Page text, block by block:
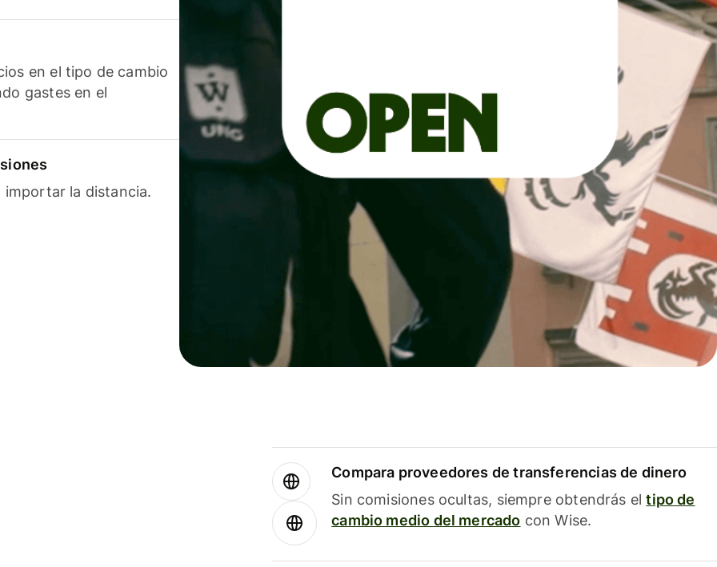
en el tipo de cambio
gastes en el
importar la distancia.
Compara proveedores de transferencias de dinero
Sin comisiones ocultas, siempre obtendrás eltipo de
cambio medio del mercado con Wise.